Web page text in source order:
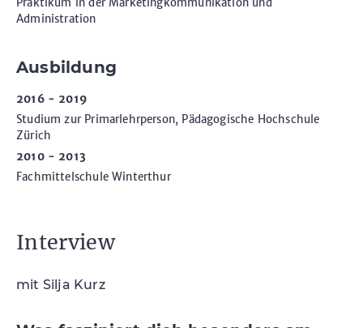
Administration
Ausbildung
2016 - 2019
Studium zur Primarlehrperson, Pädagogische Hochschule
Zürich
2010 - 2013
Fachmittelschule Winterthur
Interview
mit Silja Kurz